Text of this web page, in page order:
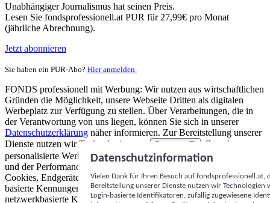
Unabhängiger Journalismus hat seinen Preis.
Lesen Sie fondsprofessionell.at PUR für 27,99€ pro Monat
(jährliche Abrechnung).
Jetzt abonnieren
Sie haben ein PUR-Abo? Hier anmelden.
FONDS professionell mit Werbung: Wir nutzen aus wirtschaftlichen
Gründen die Möglichkeit, unsere Webseite Dritten als digitalen
Werbeplatz zur Verfügung zu stellen. Über Verarbeitungen, die in
der Verantwortung von uns liegen, können Sie sich in unserer
Datenschutzerklärung näher informieren. Zur Bereitstellung unserer
Dienste nutzen wir Technologien von
Partnern (5)
. Zwecke:
personalisierte Werbung und Inhalte, Messung von Werbeleistung
und der Performance von Inhalten sowie Zielgruppenforschung.
Cookies, Endgeräte- oder ähnliche Online-Kennungen (z. B. login-
basierte Kennungen, zufällig generierte Kennungen,
netzwerkbasierte Kennungen) können zusammen mit anderen
Datenschutzinformation
Vielen Dank für Ihren Besuch auf
Bereitstellung unserer Dienste nutzen wir Technologien
Login-basierte Identifikatoren, zufällig zugewiesene